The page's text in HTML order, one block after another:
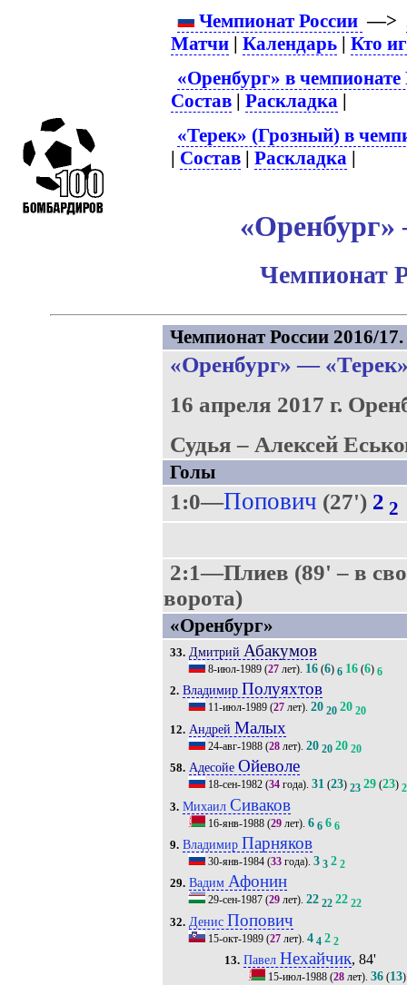
Чемпионат России —>
Матчи |Календарь |Кто
«Оренбург» в чемпионате
Состав |Раскладка |
«Терек» (Грозный) в
| Состав |Раскладка |
«Оренбург»
Чемпионат
Чемпионат России 2016/
«Оренбург» —
16 апреля 2017 г.
Судья – Алексей
Голы
1:0—Попович (27') 2 2
2:1—Плиев (89' – в
ворота)
«Оренбург»
33. Дмитрий Абакумов
8-июл-1989(27лет). 16(6) 6 16(6) 6
2. Владимир Полуяхтов
11-июл-1989(27лет). 20 20 20 20
12. Андрей Малых
24-авг-1988(28лет). 20 20 20 20
58. Адесойе Ойеволе
18-сен-1982(34года). 31(23) 23 29(23)
3. Михаил Сиваков
16-янв-1988(29лет). 6 6 6 6
9. Владимир Парняков
30-янв-1984(33года). 3 3 2 2
29. Вадим Афонин
29-сен-1987(29лет). 22 22 22 22
32. Денис Попович
15-окт-1989(27лет). 4 4 2 2
13. Павел Нехайчик, 84'
15-июл-1988 (28 лет).36 (13)